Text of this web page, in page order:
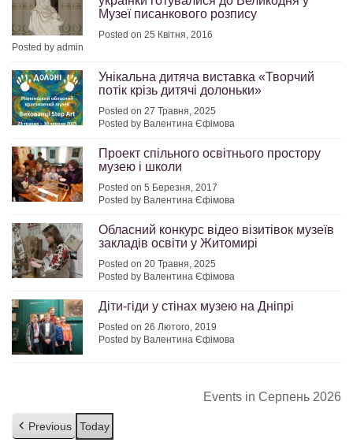
Музеї писанкового розпису
Posted on 25 Квітня, 2016
Posted by admin
Унікальна дитяча виставка «Творчий
потік крізь дитячі долоньки»
Posted on 27 Травня, 2025
Posted by Валентина Єфімова
Проект спільного освітнього простору
музею і школи
Posted on 5 Березня, 2017
Posted by Валентина Єфімова
Обласний конкурс відео візитівок музеїв
закладів освіти у Житомирі
Posted on 20 Травня, 2025
Posted by Валентина Єфімова
Діти-гіди у стінах музею на Дніпрі
Posted on 26 Лютого, 2019
Posted by Валентина Єфімова
Events in Серпень 2026
Previous Today